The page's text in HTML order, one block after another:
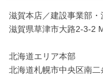
滋賀本店／建設事業部・
滋賀県草津市大路2-3-2
北海道エリア本部
北海道札幌市中央区南